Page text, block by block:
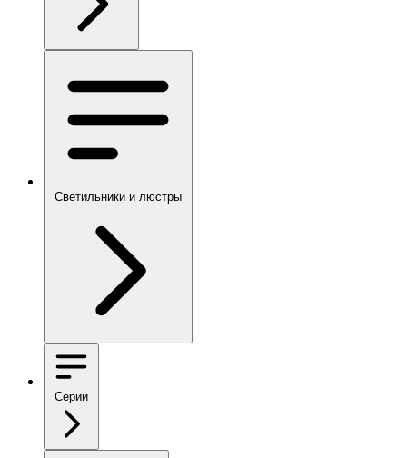
Светильники и люстры
Серии